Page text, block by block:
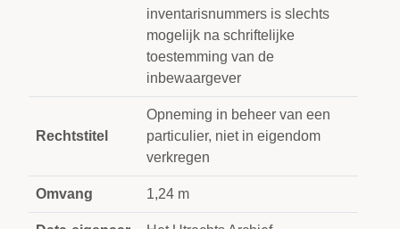
inventarisnummers is slechts
mogelijk na schriftelijke
toestemming van de
inbewaargever
Rechtstitel
Opneming in beheer van een
particulier, niet in eigendom
verkregen
Omvang 1,24 m